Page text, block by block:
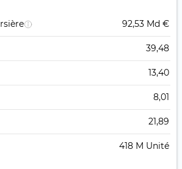
92,53 Md €
39,48
13,40
8,01
21,89
418 M Unité